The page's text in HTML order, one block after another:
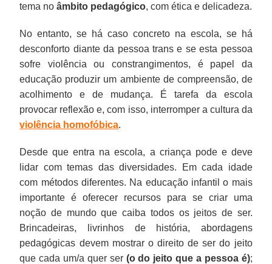
tema noâmbito pedagógico, com ética e delicadeza.
No entanto, se há caso concreto na escola, se há
desconforto diante da pessoa trans e se esta pessoa
sofre violência ou constrangimentos, é papel da
educação produzir um ambiente de compreensão, de
acolhimento e de mudança. É tarefa da escola
provocar reflexão e, com isso, interromper a cultura da
violência homofóbica.
Desde que entra na escola, a criança pode e deve
lidar com temas das diversidades. Em cada idade
com métodos diferentes. Na educação infantil o mais
importante é oferecer recursos para se criar uma
noção de mundo que caiba todos os jeitos de ser.
Brincadeiras, livrinhos de história, abordagens
pedagógicas devem mostrar o direito de ser do jeito
que cada um/a quer ser (o do jeito que a pessoa é);